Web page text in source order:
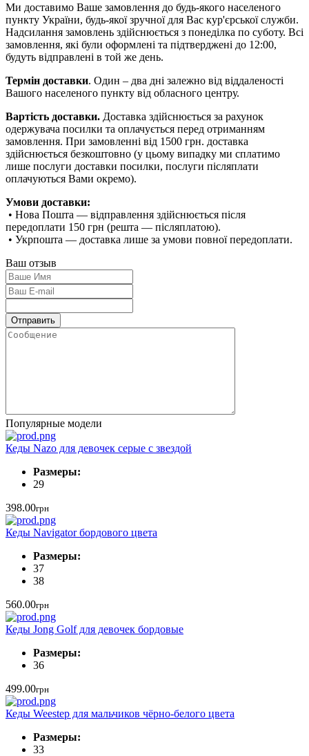
Ми доставимо Ваше замовлення до будь-якого населеного
пункту України, будь-якої зручної для Вас кур'єрської служби.
Надсилання замовлень здійснюється з понеділка по суботу. Всі
замовлення, які були оформлені та підтверджені до 12:00,
будуть відправлені в той же день.
Термін доставки. Один – два дні залежно від віддаленості
Вашого населеного пункту від обласного центру.
Вартість доставки. Доставка здійснюється за рахунок
одержувача посилки та оплачується перед отриманням
замовлення. При замовленні від 1500 грн. доставка
здійснюється безкоштовно (у цьому випадку ми сплатимо
лише послуги доставки посилки, послуги післяплати
оплачуються Вами окремо).
Умови доставки:
• Нова Пошта — відправлення здійснюється після
передоплати 150 грн (решта — післяплатою).
• Укрпошта — доставка лише за умови повної передоплати.
Ваш отзыв
Популярные модели
Кеды Nazo для девочек серые с звездой
Размеры:
29
398.00грн
Кеды Navigator бордового цвета
Размеры:
37
38
560.00грн
Кеды Jong Golf для девочек бордовые
Размеры:
36
499.00грн
Кеды Weestep для мальчиков чёрно-белого цвета
Размеры:
33